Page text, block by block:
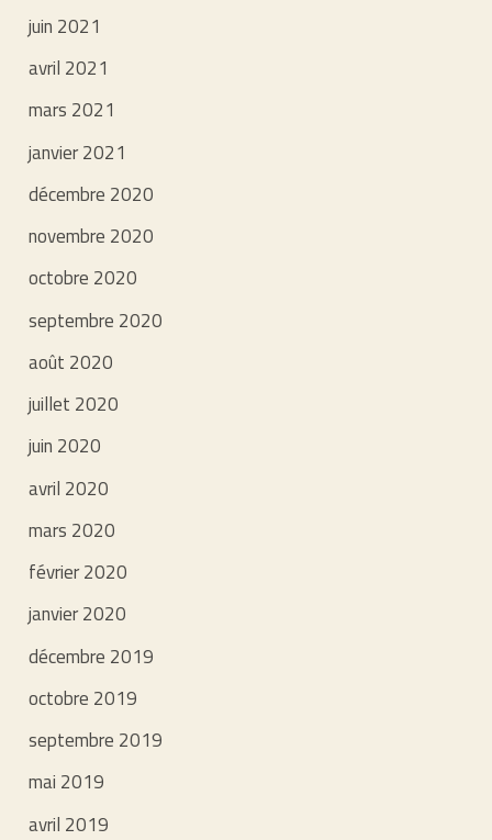
juin 2021
avril 2021
mars 2021
janvier 2021
décembre 2020
novembre 2020
octobre 2020
septembre 2020
août 2020
juillet 2020
juin 2020
avril 2020
mars 2020
février 2020
janvier 2020
décembre 2019
octobre 2019
septembre 2019
mai 2019
avril 2019